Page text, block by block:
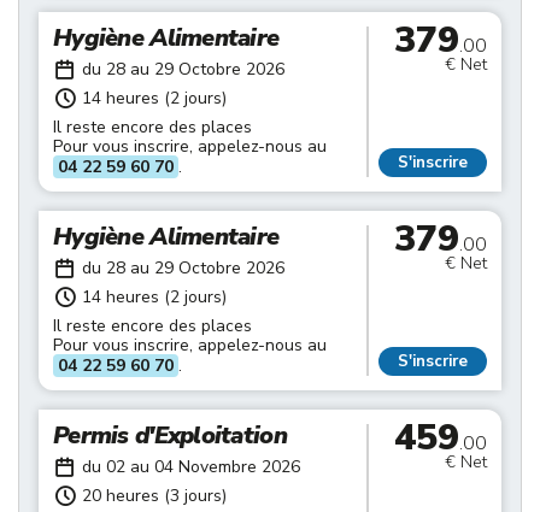
Hygiène Alimentaire
du 28 au 29 Octobre 2026
14 heures (2 jours)
Il reste encore des places
Pour vous inscrire, appelez-nous au
04 22 59 60 70 .
379.00
€ Net
S'inscrire
Hygiène Alimentaire
du 28 au 29 Octobre 2026
14 heures (2 jours)
Il reste encore des places
Pour vous inscrire, appelez-nous au
04 22 59 60 70 .
379.00
€ Net
S'inscrire
Permis d'Exploitation
du 02 au 04 Novembre 2026
20 heures (3 jours)
459.00
€ Net